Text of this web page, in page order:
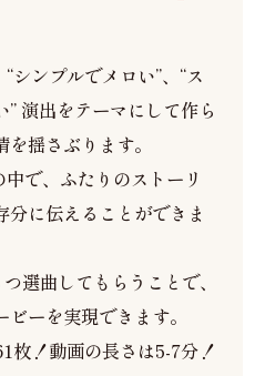
シンプルでメロい”、“ス
演出をテーマにして作ら
揺さぶります。
で、ふたりのストーリ
に伝えることができま
選曲してもらうことで、
ビーを実現できます。
枚！動画の長さは5-7分！